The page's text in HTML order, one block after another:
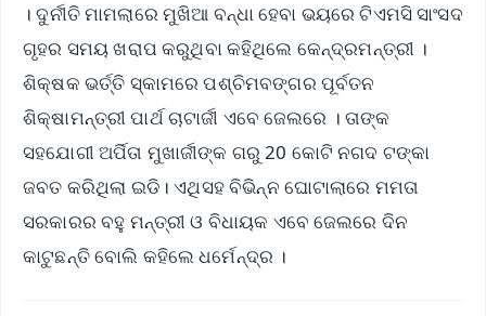
। ଦୁର୍ନୀତି ମାମଲାରେ ମୁଖିଆ ବନ୍ଧା ହେବା ଭୟରେ ଟିଏମସି ସାଂସଦ
ଗୃହର ସମୟ ଖରାପ କରୁଥିବା କହିଥିଲେ କେନ୍ଦ୍ରମନ୍ତ୍ରୀ ।
ଶିକ୍ଷକ ଭର୍ତ୍ତି ସ୍କାମରେ ପଶ୍ଚିମବଙ୍ଗର ପୂର୍ବତନ
ଶିକ୍ଷାମନ୍ତ୍ରୀ ପାର୍ଥ ଚାଟାର୍ଜୀ ଏବେ ଜେଲରେ । ତାଙ୍କ
ସହଯୋଗୀ ଅର୍ପିତା ମୁଖାର୍ଜୀଙ୍କ ଗରୁ 20 କୋଟି ନଗଦ ଟଙ୍କା
ଜବତ କରିଥିଲା ଇଡି। ଏଥିସହ ବିଭିନ୍ନ ଘୋଟାଲାରେ ମମତା
ସରକାରର ବହୁ ମନ୍ତ୍ରୀ ଓ ବିଧାୟକ ଏବେ ଜେଲରେ ଦିନ
କାଟୁଛନ୍ତି ବୋଲି କହିଲେ ଧର୍ମେନ୍ଦ୍ର ।